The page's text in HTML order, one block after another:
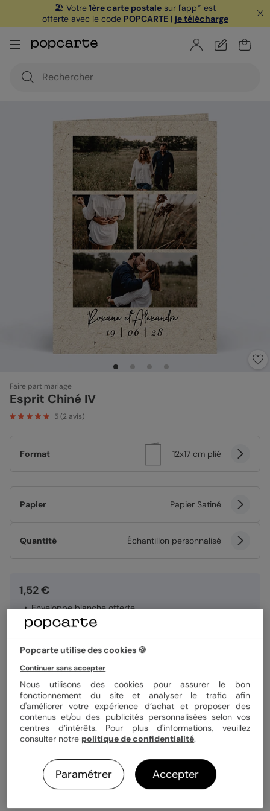
🏖️ Votre1ère carte postale sur l'app* est
offerte avec le code POPCARTE| je télécharge
Faire part mariage
Esprit Chiné IV
5(2 avis)
Format 12x17 cm plié
Papier Papier Satiné
Quantité Échantillon personnalisé
1,52 €
Enveloppe blanche offerte
Fabrication française
Expédition rapide en 24h
Personnaliser
Échantillon personnalisé offert
Payez en 3 fois sans frais
En savoir plus
Popcarte utilise des cookies 🍪
Continuer sans accepter
Nous utilisons des cookies pour assurer le bon
fonctionnement du site et analyser le trafic afin
d'améliorer votre expérience d’achat et proposer des
contenus et/ou des publicités personnalisées selon vos
centres d’intérêts. Pour plus d'informations, veuillez
consulter notre politique de confidentialité.
Paramétrer Accepter